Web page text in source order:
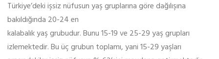
Türkiye’deki işsiz nüfusun yaş gruplarına göre dağılışına
bakıldığında 20-24 en
kalabalık yaş grubudur. Bunu 15-19 ve 25-29 yaş grupları
izlemektedir. Bu üç grubun toplamı, yani 15-29 yaşları